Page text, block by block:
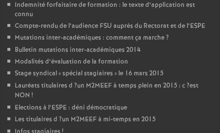
Indemnité forfaitaire de formation : le texte d’application est
connu
Compte-rendu de l’audience FSU auprès du Rectorat et de l’ESPE
Mutations inter-académiques : comment ça marche?
Bulletin mutations inter-académiques 2014
Modalités d’évaluation de la formation
Stage syndical «spécial stagiaires » le 16 mars 2015
Lauréats titulaires d ?un M2MEEFà temps plein en 2015 : c?est
NON !
Elections à l’ESPE : déni démocratique
Les titulaires d ?un M2MEEFà mi-temps en 2015